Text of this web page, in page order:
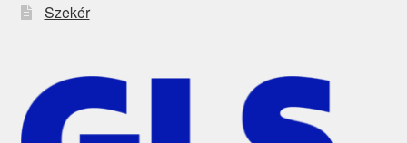
Szekér